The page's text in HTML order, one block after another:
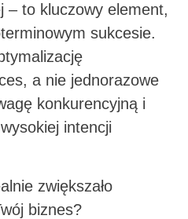
– to kluczowy element,
sukcesie.
a nie jednorazowe
konkurencyjną i
intencji
zwiększało
biznes?